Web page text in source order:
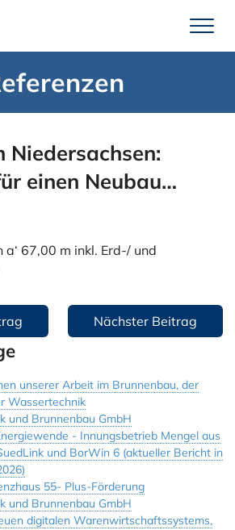
Niedersachsen:
einen Neubau…
67,00 m inkl. Erd-/ und
Nächster Beitrag
unserer Arbeit im Brunnenbau, der
Wassertechnik
und Brunnenbau GmbH
- Innungsbetrieb Mengel aus
und BorWin 6 (aktueller Bericht in
55- Plus-Förderung
und Brunnenbau GmbH
digitalen Warenwirtschaftssystems,